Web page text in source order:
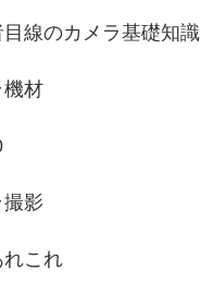
線のカメラ基礎知識
機材
撮影
これ